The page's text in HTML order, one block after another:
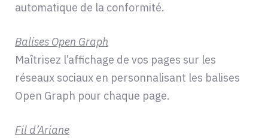
automatique de la conformité.
Balises Open Graph
Maîtrisez l’affichage de vos pages sur les
réseaux sociaux en personnalisant les balises
Open Graph pour chaque page.
Fil d’Ariane